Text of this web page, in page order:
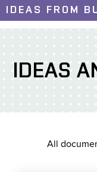
IDEAS FROM
IDEAS
All